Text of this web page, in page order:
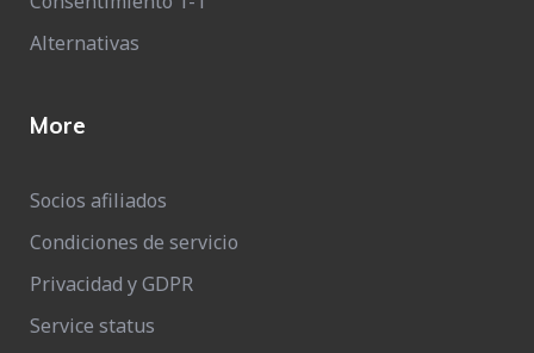
Alternativas
More
Socios afiliados
Condiciones de servicio
Privacidad y GDPR
Service status